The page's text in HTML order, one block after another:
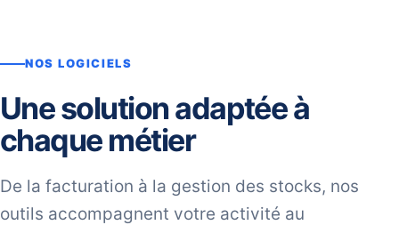
NOS LOGICIELS
Une solution adaptée à
chaque métier
De la facturation à la gestion des stocks, nos
outils accompagnent votre activité au